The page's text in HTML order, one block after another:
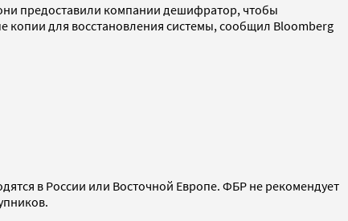
предоставили компании дешифратор, чтобы
копии для восстановления системы, сообщил Bloomberg
в России или Восточной Европе. ФБР не рекомендует